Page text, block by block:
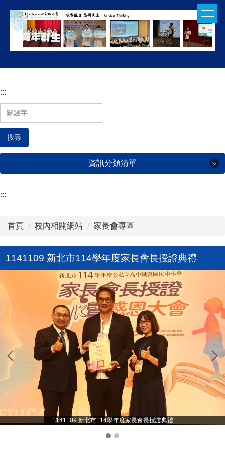
跳
到
容
:::
:::
搜尋
資訊分類清單
:::
首頁 校內相關網站 家長會專區
1141109 新北市114學年度家長會長授證典禮
1141109 新北市114學年度家長會長授證典禮